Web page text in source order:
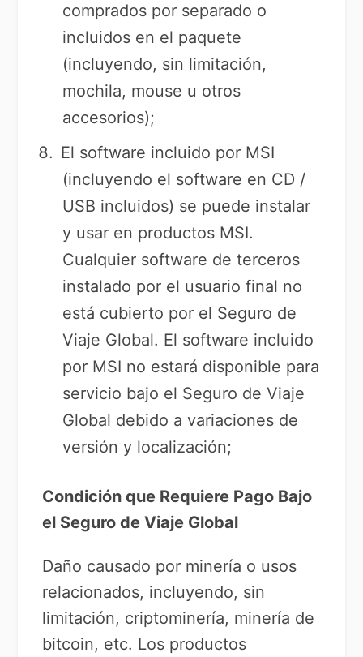
comprados por separado o
incluidos en el paquete
(incluyendo, sin limitación,
mochila, mouse u otros
accesorios);
El software incluido por MSI
(incluyendo el software en CD /
USB incluidos) se puede instalar
y usar en productos MSI.
Cualquier software de terceros
instalado por el usuario final no
está cubierto por el Seguro de
Viaje Global. El software incluido
por MSI no estará disponible para
servicio bajo el Seguro de Viaje
Global debido a variaciones de
versión y localización;
Condición que Requiere Pago Bajo
el Seguro de Viaje Global
Daño causado por minería o usos
relacionados, incluyendo, sin
limitación, criptominería, minería de
bitcoin, etc. Los productos